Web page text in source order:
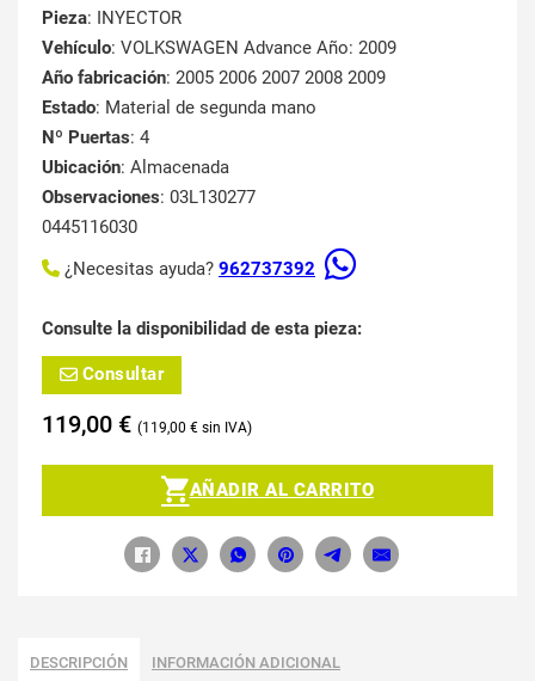
Pieza: INYECTOR
Vehículo: VOLKSWAGEN Advance Año: 2009
Año fabricación: 2005 2006 2007 2008 2009
Estado: Material de segunda mano
Nº Puertas: 4
Ubicación: Almacenada
Observaciones: 03L130277
0445116030
¿Necesitas ayuda? 962737392
Consulte la disponibilidad de esta pieza:
Consultar
119,00 € 119,00 €
AÑADIR AL CARRITO
DESCRIPCIÓN INFORMACIÓN ADICIONAL